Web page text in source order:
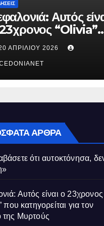
Αυτός
“Olivia”
κατηγορείται για
θάνατο της
ΑΠΡΙΛΊΟΥ 2026
ΆΡΘΡΑ
ότι αυτοκτόνησα,
Αυτός είναι ο 23χρονος
που κατηγορείται για τον
της Μυρτούς